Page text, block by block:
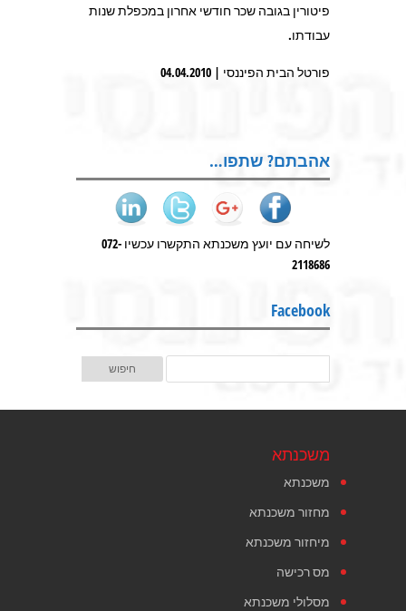
פיטורין בגובה שכר חודשי אחרון במכפלת שנות
עבודתו.
פורטל הבית הפיננסי | 04.04.2010
אהבתם? שתפו…
לשיחה עם יועץ משכנתא התקשרו עכשיו 072-
2118686
Facebook
משכנתא
משכנתא
מחזור משכנתא
מיחזור משכנתא
מס רכישה
מסלולי משכנתא